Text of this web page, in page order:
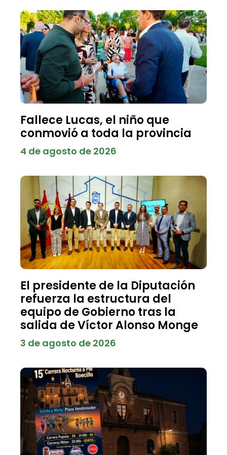
Fallece Lucas, el niño que
conmovió a toda la provincia
4 de agosto de 2026
El presidente de la Diputación
refuerza la estructura del
equipo de Gobierno tras la
salida de Víctor Alonso Monge
3 de agosto de 2026